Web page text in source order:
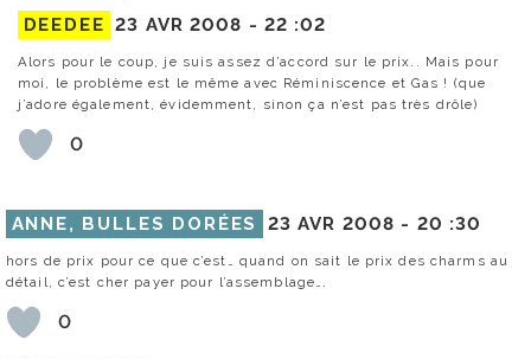
DEEDEE 23 AVR 2008 - 22 :02
Alors pour le coup, je suis assez d’accord sur le prix.. Mais pour
moi, le problème est le même avec Réminiscence et Gas ! (que
j’adore également, évidemment, sinon ça n’est pas très drôle)
0
ANNE, BULLES DORÉES 23 AVR 2008 - 20 :30
hors de prix pour ce que c’est… quand on sait le prix des charms au
détail, c’est cher payer pour l’assemblage….
0